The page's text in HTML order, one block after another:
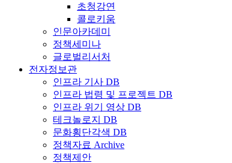
초청강연
콜로키움
인문아카데미
정책세미나
글로벌리서처
전자정보관
인프라 기사 DB
인프라 법령 및 프로젝트 DB
인프라 위기 영상 DB
테크놀로지 DB
문화횡단각색 DB
정책자료 Archive
정책제안